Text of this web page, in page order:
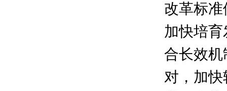
改革标
加快培
合长效
对，加